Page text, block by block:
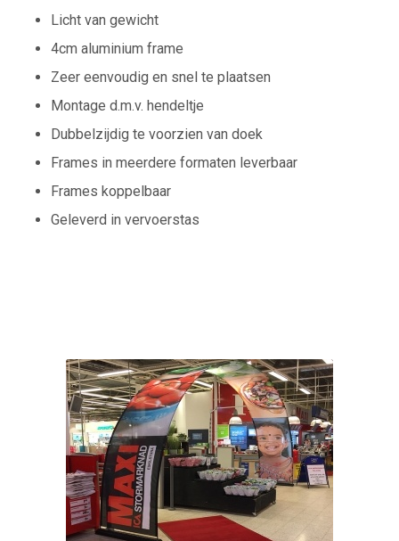
Licht van gewicht
4cm aluminium frame
Zeer eenvoudig en snel te plaatsen
Montage d.m.v. hendeltje
Dubbelzijdig te voorzien van doek
Frames in meerdere formaten leverbaar
Frames koppelbaar
Geleverd in vervoerstas